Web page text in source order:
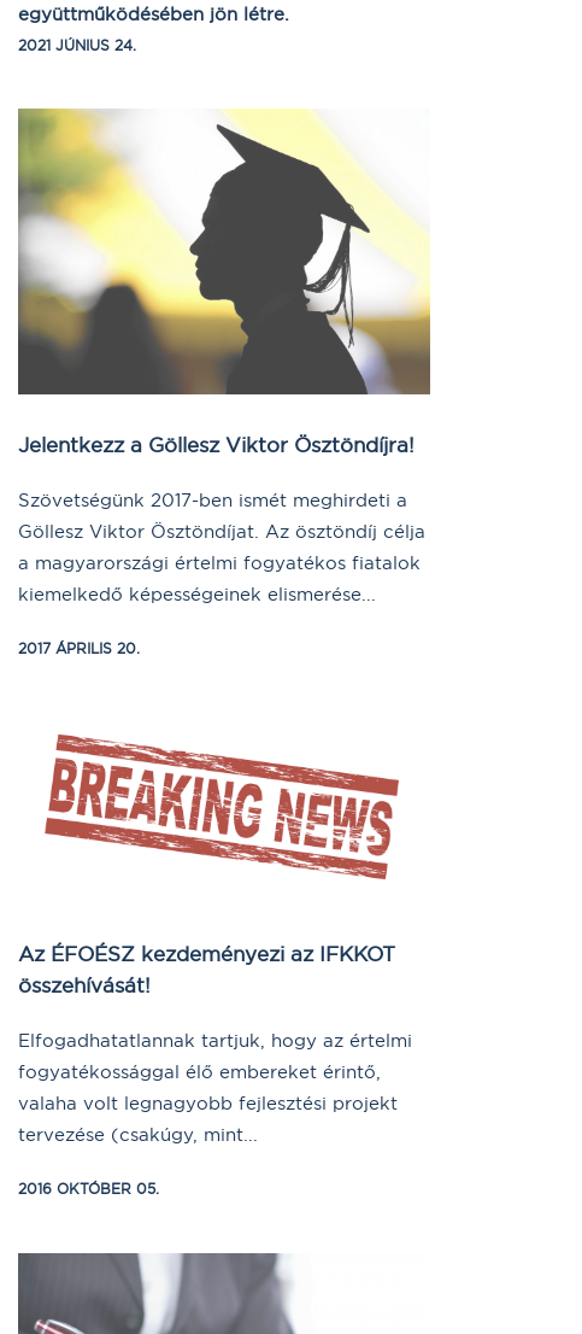
együttműködésében jön létre.
2021 JÚNIUS 24.
Jelentkezz a Göllesz Viktor Ösztöndíjra!
Szövetségünk 2017-ben ismét meghirdeti a
Göllesz Viktor Ösztöndíjat. Az ösztöndíj célja
a magyarországi értelmi fogyatékos fiatalok
kiemelkedő képességeinek elismerése...
2017 ÁPRILIS 20.
Az ÉFOÉSZ kezdeményezi az IFKKOT
összehívását!
Elfogadhatatlannak tartjuk, hogy az értelmi
fogyatékossággal élő embereket érintő,
valaha volt legnagyobb fejlesztési projekt
tervezése (csakúgy, mint...
2016 OKTÓBER 05.